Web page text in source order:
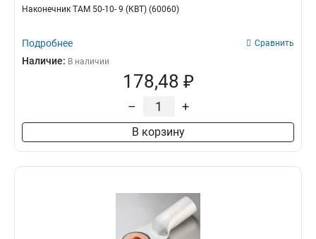
Наконечник ТАМ 50-10- 9 (КВТ) (60060)
Подробнее Сравнить
Наличие: В наличии
178,48 ₽
– +
В корзину